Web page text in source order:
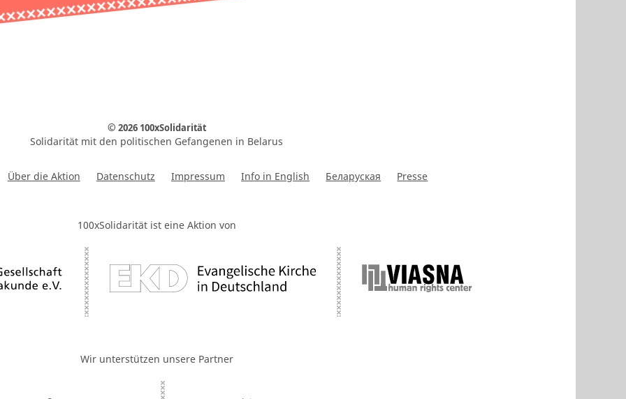
© 2026 100xSolidarität
Solidarität mit den politischen Gefangenen in Belarus
Über die Aktion Datenschutz Impressum Info in English Беларуская Presse
100xSolidarität ist eine Aktion von
Wir unterstützen unsere Partner